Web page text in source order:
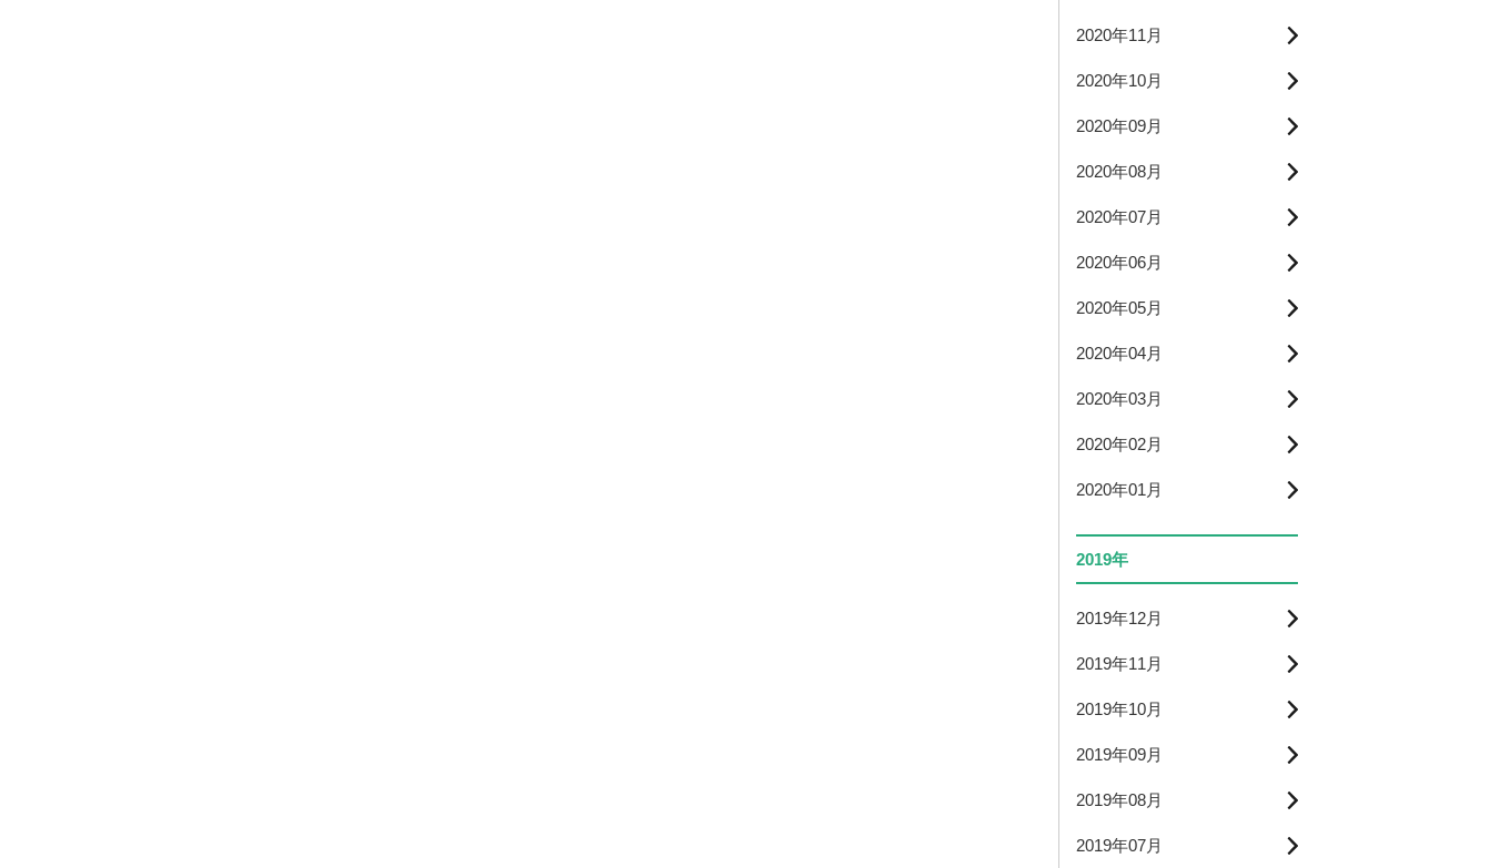
2020年11月
2020年10月
2020年09月
2020年08月
2020年07月
2020年06月
2020年05月
2020年04月
2020年03月
2020年02月
2020年01月
2019年
2019年12月
2019年11月
2019年10月
2019年09月
2019年08月
2019年07月